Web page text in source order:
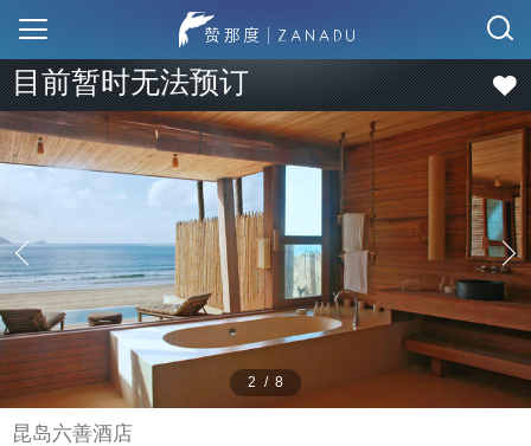
目前暂时无法预订
2 / 8
昆岛六善酒店